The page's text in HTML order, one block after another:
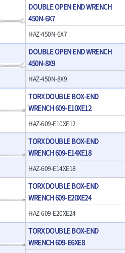
- 콤보세트
- 충전광택기
- 로터리해머
- 배터리
- 충전기
- 청소기
- 오토해머
전동악세서리
- 충전드릴용소켓
- 전동비트롱소켓
- 드릴비트
- 비트세트
- 드릴척
- 육각비트
- 퀵릴리스비트소켓
- 전동비트소켓
- 롱자석소켓
- 소켓아답타
- 악세서리
- 청소기
- 컷쏘날
- 원형톱날
에어공구
DOUBLE OPEN END WRENCH
450N-6X7
HAZ-450N-6X7
DOUBLE OPEN END WRENCH
450N-8X9
HAZ-450N-8X9
TORX DOUBLE BOX-END
WRENCH 609-E10XE12
HAZ-609-E10XE12
TORX DOUBLE BOX-END
WRENCH 609-E14XE18
HAZ-609-E14XE18
TORX DOUBLE BOX-END
WRENCH 609-E20XE24
HAZ-609-E20XE24
TORX DOUBLE BOX-END
WRENCH 609-E6XE8